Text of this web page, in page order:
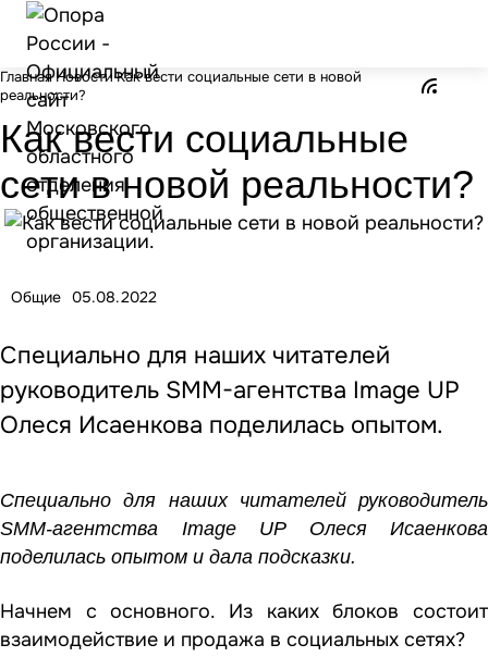
Главная Новости Как вести социальные сети в новой
реальности?
Как вести социальные
сети в новой реальности?
Общие 05.08.2022
Специально для наших читателей
руководитель SMM-агентства Image UP
Олеся Исаенкова поделилась опытом.
Специально для наших читателей руководитель
SMM-агентства Image UP Олеся Исаенкова
поделилась опытом и дала подсказки.
Начнем с основного. Из каких блоков состоит
взаимодействие и продажа в социальных сетях?